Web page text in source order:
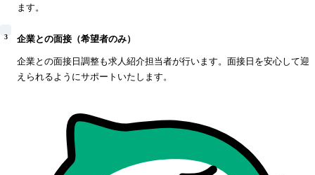
ます。
3 企業との面接（希望者のみ）
企業との面接日調整も求人紹介担当者が行います。面接日を安心して迎
えられるようにサポートいたします。